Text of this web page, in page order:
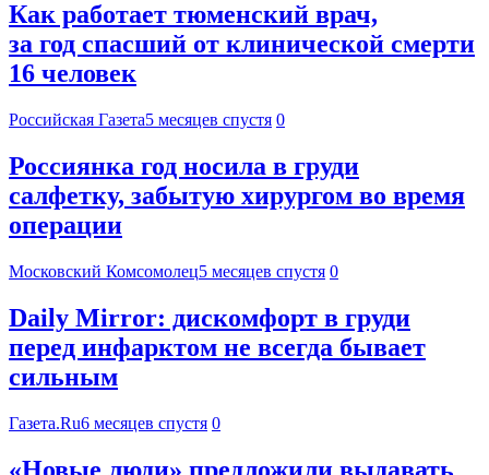
Как работает тюменский врач,
за год спасший от клинической смерти
16 человек
Российская Газета5 месяцев спустя 0
Россиянка год носила в груди
салфетку, забытую хирургом во время
операции
Московский Комсомолец5 месяцев спустя 0
Daily Mirror: дискомфорт в груди
перед инфарктом не всегда бывает
сильным
Газета.Ru6 месяцев спустя 0